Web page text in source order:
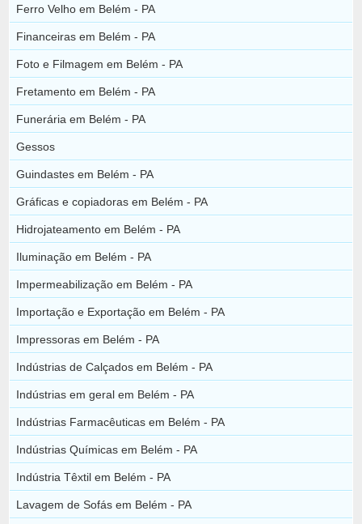
Ferro Velho em Belém - PA
Financeiras em Belém - PA
Foto e Filmagem em Belém - PA
Fretamento em Belém - PA
Funerária em Belém - PA
Gessos
Guindastes em Belém - PA
Gráficas e copiadoras em Belém - PA
Hidrojateamento em Belém - PA
Iluminação em Belém - PA
Impermeabilização em Belém - PA
Importação e Exportação em Belém - PA
Impressoras em Belém - PA
Indústrias de Calçados em Belém - PA
Indústrias em geral em Belém - PA
Indústrias Farmacêuticas em Belém - PA
Indústrias Químicas em Belém - PA
Indústria Têxtil em Belém - PA
Lavagem de Sofás em Belém - PA